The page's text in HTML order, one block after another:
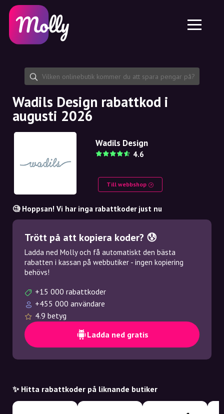
Hudvård
Hårvård
Dela rabattkod
Funktioner
Jobb
Om oss
Samarbete
Plattform
Molly till iPhone och iPad
Molly till Android
SE
EN
SE
NO
NL
Wadils Design rabattkod i
augusti 2026
Wadils Design
4.6
Till webbshop
🧐 Hoppsan! Vi har inga rabattkoder just nu
Trött på att kopiera koder? 😰
Ladda ned Molly och få automatiskt den bästa
rabatten i kassan på webbutiker - ingen kopiering
behövs!
+15 000 rabattkoder
+455 000 användare
4.9 betyg
Ladda ned gratis
✨ Hitta rabattkoder på liknande butiker